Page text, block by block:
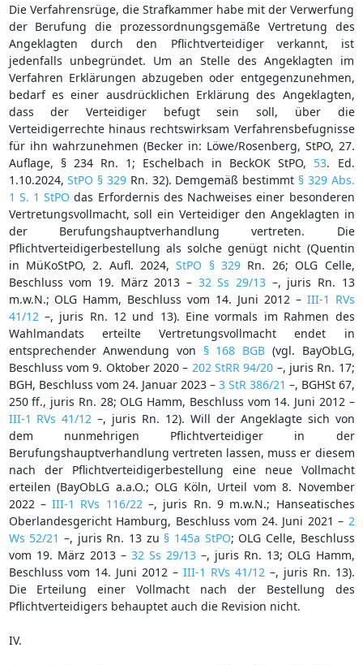
Die Verfahrensrüge, die Strafkammer habe mit der Verwerfung
der Berufung die prozessordnungsgemäße Vertretung des
Angeklagten durch den Pflichtverteidiger verkannt, ist
jedenfalls unbegründet. Um an Stelle des Angeklagten im
Verfahren Erklärungen abzugeben oder entgegenzunehmen,
bedarf es einer ausdrücklichen Erklärung des Angeklagten,
dass der Verteidiger befugt sein soll, über die
Verteidigerrechte hinaus rechtswirksam Verfahrensbefugnisse
für ihn wahrzunehmen (Becker in: Löwe/Rosenberg, StPO, 27.
Auflage, § 234 Rn. 1; Eschelbach in BeckOK StPO, 53. Ed.
1.10.2024,StPO § 329Rn. 32). Demgemäß bestimmt § 329 Abs.
1 S. 1 StPO das Erfordernis des Nachweises einer besonderen
Vertretungsvollmacht, soll ein Verteidiger den Angeklagten in
der Berufungshauptverhandlung vertreten. Die
Pflichtverteidigerbestellung als solche genügt nicht (Quentin
in MüKoStPO, 2. Aufl. 2024,StPO § 329 Rn. 26; OLG Celle,
Beschluss vom 19. März 2013 – 32 Ss 29/13–, juris Rn. 13
m.w.N.; OLG Hamm, Beschluss vom 14. Juni 2012 – III-1 RVs
41/12 –, juris Rn. 12 und 13). Eine vormals im Rahmen des
Wahlmandats erteilte Vertretungsvollmacht endet in
entsprechender Anwendung von § 168 BGB (vgl. BayObLG,
Beschluss vom 9. Oktober 2020 – 202 StRR 94/20 –, juris Rn. 17;
BGH, Beschluss vom 24. Januar 2023 – 3 StR 386/21 –, BGHSt 67,
250 ff., juris Rn. 28; OLG Hamm, Beschluss vom 14. Juni 2012 –
III-1 RVs 41/12 –, juris Rn. 12). Will der Angeklagte sich von
dem nunmehrigen Pflichtverteidiger in der
Berufungshauptverhandlung vertreten lassen, muss er diesem
nach der Pflichtverteidigerbestellung eine neue Vollmacht
erteilen (BayObLG a.a.O.; OLG Köln, Urteil vom 8. November
2022 –III-1 RVs 116/22 –, juris Rn. 9 m.w.N.; Hanseatisches
Oberlandesgericht Hamburg, Beschluss vom 24. Juni 2021 – 2
Ws 52/21 –, juris Rn. 13 zu § 145a StPO; OLG Celle, Beschluss
vom 19. März 2013 – 32 Ss 29/13 –, juris Rn. 13; OLG Hamm,
Beschluss vom 14. Juni 2012 – III-1 RVs 41/12 –, juris Rn. 13).
Die Erteilung einer Vollmacht nach der Bestellung des
Pflichtverteidigers behauptet auch die Revision nicht.
IV.